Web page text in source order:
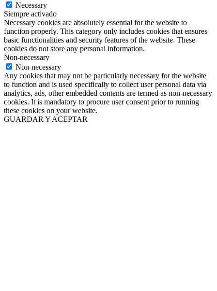
Necessary
Siempre activado
Necessary cookies are absolutely essential for the website to
function properly. This category only includes cookies that ensures
basic functionalities and security features of the website. These
cookies do not store any personal information.
Non-necessary
Non-necessary
Any cookies that may not be particularly necessary for the website
to function and is used specifically to collect user personal data via
analytics, ads, other embedded contents are termed as non-necessary
cookies. It is mandatory to procure user consent prior to running
these cookies on your website.
GUARDAR Y ACEPTAR